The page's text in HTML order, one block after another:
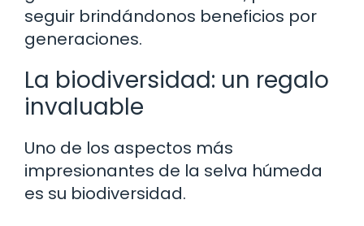
seguir brindándonos beneficios por
generaciones.
La biodiversidad: un regalo
invaluable
Uno de los aspectos más
impresionantes de la selva húmeda
es su biodiversidad.